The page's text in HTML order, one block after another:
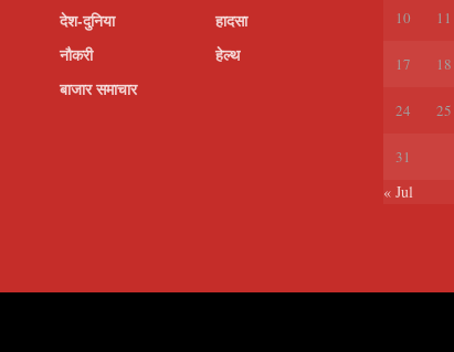
देश-दुनिया
नौकरी
बाजार समाचार
हादसा
हेल्थ
10 11
17 18
24 25
31
« Jul